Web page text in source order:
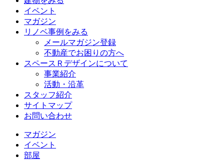
イベント
マガジン
リノベ事例をみる
メールマガジン登録
不動産でお困りの方へ
スペースＲデザインについて
事業紹介
活動・沿革
スタッフ紹介
サイトマップ
お問い合わせ
マガジン
イベント
部屋